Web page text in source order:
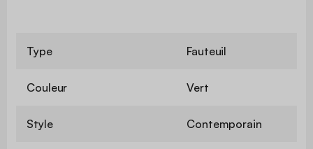
Type Fauteuil
Couleur Vert
Style Contemporain